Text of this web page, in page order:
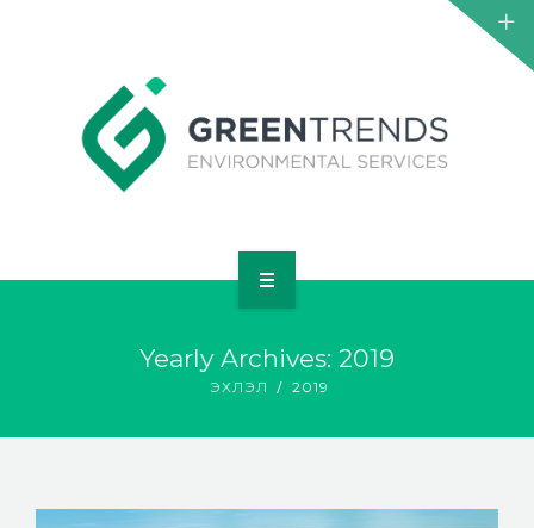
ТАНИЛЦУУЛГАYearly Archives: 2019
ЭХЛЭЛ 2019